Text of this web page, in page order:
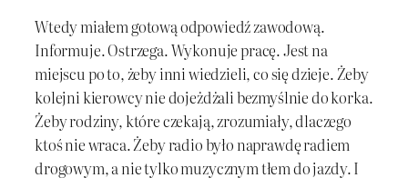
Wtedy miałem gotową odpowiedź zawodową.
Informuje. Ostrzega. Wykonuje pracę. Jest na
miejscu po to, żeby inni wiedzieli, co się dzieje. Żeby
kolejni kierowcy nie dojeżdżali bezmyślnie do korka.
Żeby rodziny, które czekają, zrozumiały, dlaczego
ktoś nie wraca. Żeby radio było naprawdę radiem
drogowym, a nie tylko muzycznym tłem do jazdy. I